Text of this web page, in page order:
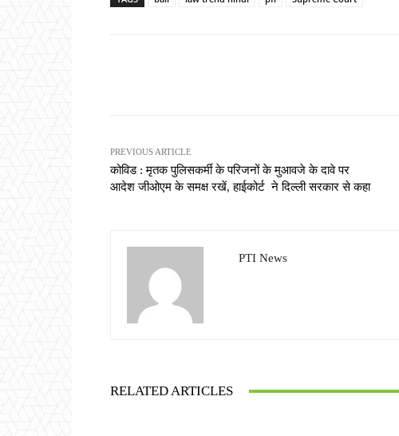
PREVIOUS ARTICLE
कोविड : मृतक पुलिसकर्मी के परिजनों के मुआवजे के दावे पर
आदेश जीओएम के समक्ष रखें, हाईकोर्ट ने दिल्ली सरकार से कहा
PTI News
RELATED ARTICLES